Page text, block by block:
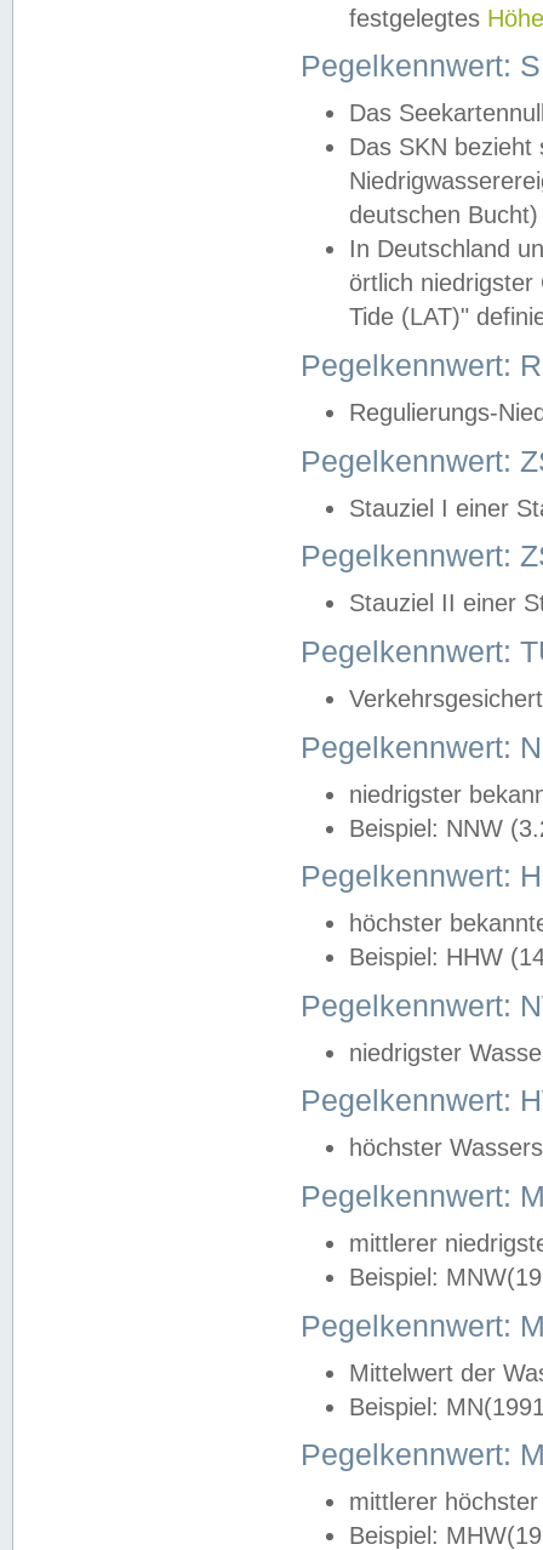
festgelegtes
Pegelkennwert:
Das
Das SKN
deutschen
In Deutschland
örtlich
Tide (LAT)"
Pegelkennwert:
Regulierungs-
Pegelkennwert:
Stauziel I einer
Pegelkennwert:
Stauziel II einer
Pegelkennwert:
Pegelkennwert:
niedrigster
Beispiel: NNW
Pegelkennwert:
höchster
Beispiel: HHW
Pegelkennwert:
niedrigster
Pegelkennwert:
höchster
Pegelkennwert:
mittlerer
Beispiel:
Pegelkennwert:
Mittelwert der
Beispiel:
Pegelkennwert:
mittlerer
Beispiel: